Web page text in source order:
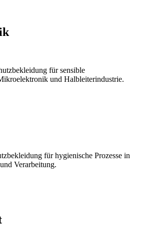
für sensible
und Halbleiterindustrie.
für hygienische Prozesse in
Verarbeitung.